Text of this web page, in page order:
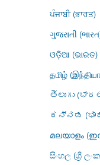
ਪੰਜਾਬੀ (ਭਾਰਤ)
ગુજરાતી
ଓଡ଼ିଆ (ଭାରତ)
தமிழ்
తెలుగు
ಕನ್ನಡ
മലയാളം
සිංහල (ශ්‍රී